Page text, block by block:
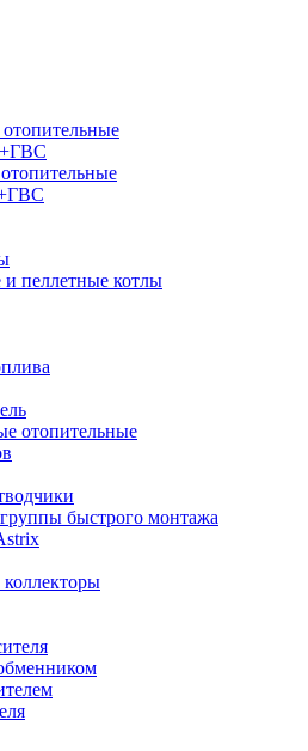
и пеллетные котлы
отопительные
быстрого монтажа
коллекторы